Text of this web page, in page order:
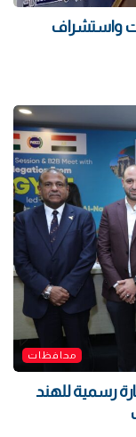
واستشراف
محافظات
رسمية للهند